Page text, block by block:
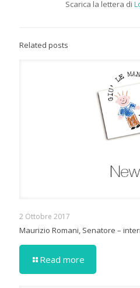
Scarica la lettera di
Related posts
2 Ottobre 2017
Maurizio Romani, Senatore –
Read more